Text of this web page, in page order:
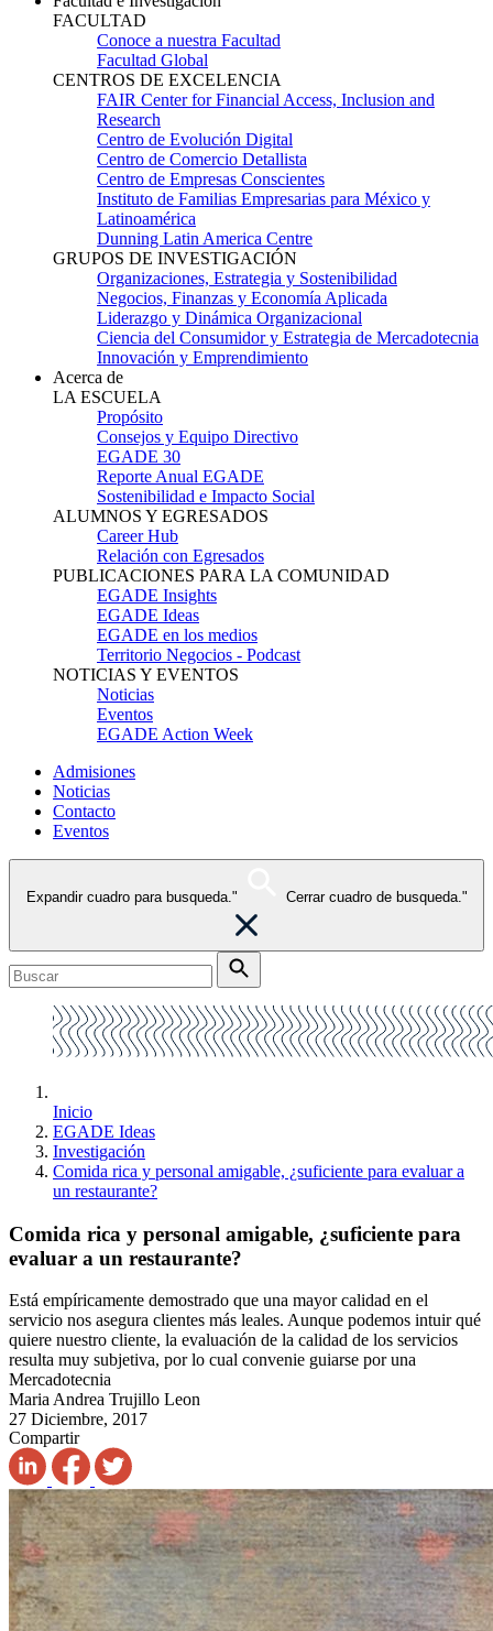
FACULTAD
Conoce a nuestra Facultad
Facultad Global
CENTROS DE EXCELENCIA
FAIR Center for Financial Access, Inclusion and
Research
Centro de Evolución Digital
Centro de Comercio Detallista
Centro de Empresas Conscientes
Instituto de Familias Empresarias para México y
Latinoamérica
Dunning Latin America Centre
GRUPOS DE INVESTIGACIÓN
Organizaciones, Estrategia y Sostenibilidad
Negocios, Finanzas y Economía Aplicada
Liderazgo y Dinámica Organizacional
Ciencia del Consumidor y Estrategia de Mercadotecnia
Innovación y Emprendimiento
Acerca de
LA ESCUELA
Propósito
Consejos y Equipo Directivo
EGADE 30
Reporte Anual EGADE
Sostenibilidad e Impacto Social
ALUMNOS Y EGRESADOS
Career Hub
Relación con Egresados
PUBLICACIONES PARA LA COMUNIDAD
EGADE Insights
EGADE Ideas
EGADE en los medios
Territorio Negocios - Podcast
NOTICIAS Y EVENTOS
Noticias
Eventos
EGADE Action Week
Admisiones
Noticias
Contacto
Eventos
Expandir cuadro para busqueda." Cerrar cuadro de busqueda."
Inicio
EGADE Ideas
Investigación
Comida rica y personal amigable, ¿suficiente para evaluar a
un restaurante?
Comida rica y personal amigable, ¿suficiente para
evaluar a un restaurante?
Está empíricamente demostrado que una mayor calidad en el
servicio nos asegura clientes más leales. Aunque podemos intuir qué
quiere nuestro cliente, la evaluación de la calidad de los servicios
resulta muy subjetiva, por lo cual convenie guiarse por una
Mercadotecnia
Maria Andrea Trujillo Leon
27 Diciembre, 2017
Compartir